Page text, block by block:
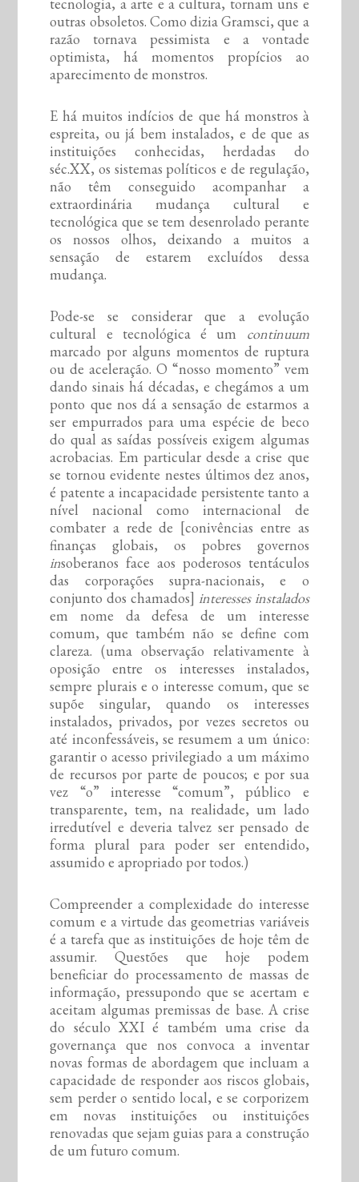
outras obsoletos. Como dizia Gramsci, que a
razão tornava pessimista e a vontade
optimista, há momentos propícios ao
aparecimento de monstros.
E há muitos indícios de que há monstros à
espreita, ou já bem instalados, e de que as
instituições conhecidas, herdadas do
séc.XX, os sistemas políticos e de regulação,
não têm conseguido acompanhar a
extraordinária mudança cultural e
tecnológica que se tem desenrolado perante
os nossos olhos, deixando a muitos a
sensação de estarem excluídos dessa
mudança.
Pode-se se considerar que a evolução
cultural e tecnológica é um continuum
marcado por alguns momentos de ruptura
ou de aceleração. O “nosso momento” vem
dando sinais há décadas, e chegámos a um
ponto que nos dá a sensação de estarmos a
ser empurrados para uma espécie de beco
do qual as saídas possíveis exigem algumas
acrobacias. Em particular desde a crise que
se tornou evidente nestes últimos dez anos,
é patente a incapacidade persistente tanto a
nível nacional como internacional de
combater a rede de [conivências entre as
finanças globais, os pobres governos
insoberanos face aos poderosos tentáculos
das corporações supra-nacionais, e o
conjunto dos chamados] interesses instalados
em nome da defesa de um interesse
comum, que também não se define com
clareza. (uma observação relativamente à
oposição entre os interesses instalados,
sempre plurais e o interesse comum, que se
supõe singular, quando os interesses
instalados, privados, por vezes secretos ou
até inconfessáveis, se resumem a um único:
garantir o acesso privilegiado a um máximo
de recursos por parte de poucos; e por sua
vez “o” interesse “comum”, público e
transparente, tem, na realidade, um lado
irredutível e deveria talvez ser pensado de
forma plural para poder ser entendido,
assumido e apropriado por todos.)
Compreender a complexidade do interesse
comum e a virtude das geometrias variáveis
é a tarefa que as instituições de hoje têm de
assumir. Questões que hoje podem
beneficiar do processamento de massas de
informação, pressupondo que se acertam e
aceitam algumas premissas de base. A crise
do século XXI é também uma crise da
governança que nos convoca a inventar
novas formas de abordagem que incluam a
capacidade de responder aos riscos globais,
sem perder o sentido local, e se corporizem
em novas instituições ou instituições
renovadas que sejam guias para a construção
de um futuro comum.